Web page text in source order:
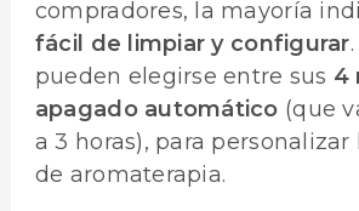
compradores, la mayoría
fácil de limpiar y configurar
pueden elegirse entre sus 4
apagado automático (que
a 3 horas), para personalizar
de aromaterapia.